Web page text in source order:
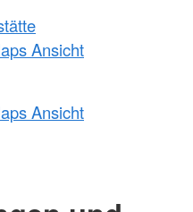
Ansicht
Ansicht